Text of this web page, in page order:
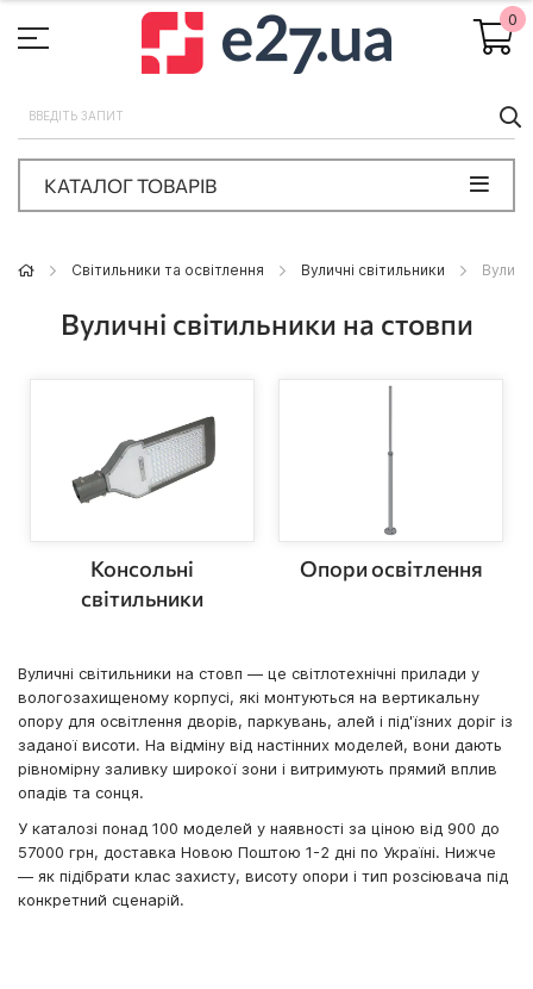
0
КАТАЛОГ ТОВАРІВ
Світильники та освітлення Вуличні світильники
Вуличні світильники на стовпи
Консольні
світильники
Опори освітлення
Вуличні світильники на стовп — це світлотехнічні прилади у
вологозахищеному корпусі, які монтуються на вертикальну
опору для освітлення дворів, паркувань, алей і під'їзних доріг із
заданої висоти. На відміну від настінних моделей, вони дають
рівномірну заливку широкої зони і витримують прямий вплив
опадів та сонця.
У каталозі понад 100 моделей у наявності за ціною від 900 до
57000 грн, доставка Новою Поштою 1-2 дні по Україні. Нижче
— як підібрати клас захисту, висоту опори і тип розсіювача під
конкретний сценарій.